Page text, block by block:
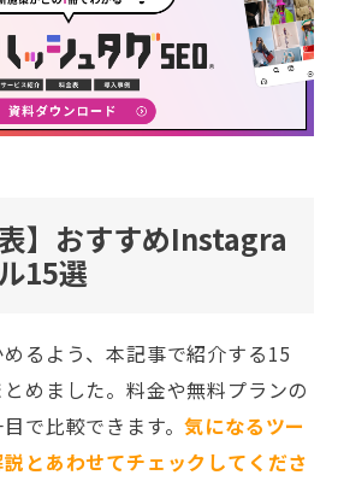
表】おすすめInstagra
15選
るよう、本記事で紹介する15
めました。料金や無料プランの
で比較できます。気になるツー
とあわせてチェックしてくださ